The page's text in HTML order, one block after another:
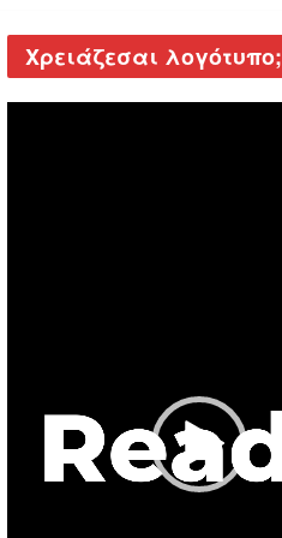
Χρειάζεσαι λογότυπο;